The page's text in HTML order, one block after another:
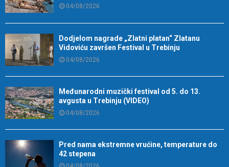
04/08/2026
Dodjelom nagrade „Zlatni platan“ Zlatanu
Vidoviću završen Festival u Trebinju
04/08/2026
Međunarodni muzički festival od 5. do 13.
avgusta u Trebinju (VIDEO)
04/08/2026
Pred nama ekstremne vrućine, temperature do
42 stepena